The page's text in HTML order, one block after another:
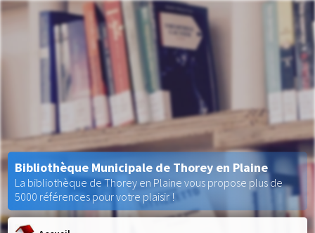
Bibliothèque Municipale de Thorey en Plaine
La bibliothèque de Thorey en Plaine vous propose plus de
5000 références pour votre plaisir !